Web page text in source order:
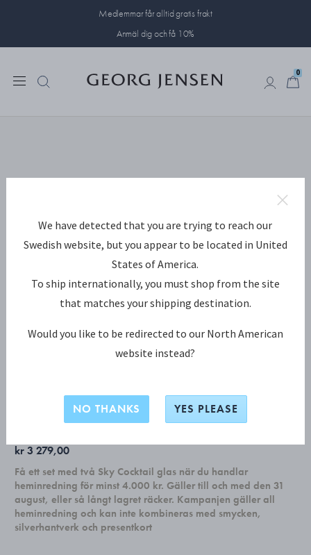
Medlemmar får alltid gratis frakt
Anmäl dig och få 10%
0
kr 3 279,00
Få ett set med två Sky Cocktail glas när du handlar
heminredning för minst 4.000 kr. Gäller till och med den 31
august, eller så långt lagret räcker. Kampanjen gäller all
heminredning och kan inte kombineras med smycken,
silverhantverk och presentkort
We have detected that you are trying to reach our
Swedish website, but you appear to be located in United
States of America.
To ship internationally, you must shop from the site
that matches your shipping destination.
Would you like to be redirected to our North American
website instead?
NO THANKS YES PLEASE